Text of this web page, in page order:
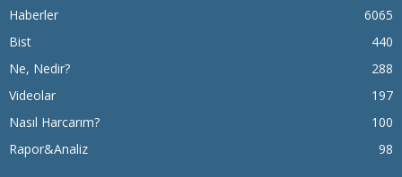
Haberler
6065
Bist
440
Ne, Nedir?
288
Videolar
197
Nasıl Harcarım?
100
Rapor&Analiz
98